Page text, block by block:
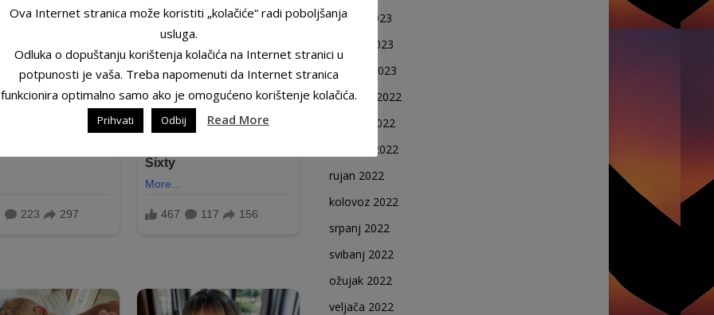
ožujak 2023
veljača 2023
siječanj 2023
prosinac 2022
studeni 2022
listopad 2022
rujan 2022
kolovoz 2022
srpanj 2022
svibanj 2022
ožujak 2022
veljača 2022
Ova Internet stranica može koristiti „kolačiće“ radi poboljšanja
usluga.
Odluka o dopuštanju korištenja kolačića na Internet stranici u
potpunosti je vaša. Treba napomenuti da Internet stranica
funkcionira optimalno samo ako je omogućeno korištenje kolačića.
Prihvati Odbij Read More